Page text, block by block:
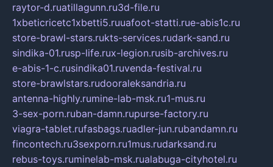
raytor-d.ruatillagunn.ru3d-file.ru
1xbeticricetc1xbetti5.ruuafoot-statti.rue-abis1c.ru
store-brawl-stars.rukts-services.rudark-sand.ru
sindika-01.rusp-life.rux-legion.rusib-archives.ru
e-abis-1-c.rusindika01.ruvenda-festival.ru
store-brawlstars.rudooraleksandria.ru
antenna-highly.rumine-lab-msk.ru1-mus.ru
3-sex-porn.ruban-damn.rupurse-factory.ru
viagra-tablet.rufasbags.ruadler-jun.rubandamn.ru
fincontech.ru3sexporn.ru1mus.rudarksand.ru
rebus-toys.ruminelab-msk.rualabuga-cityhotel.ru